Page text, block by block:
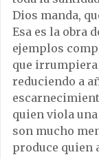
Dios manda,
Esa es la obra
ejemplos
que irrumpiera
reduciendo a
quien viola
son mucho
produce quien